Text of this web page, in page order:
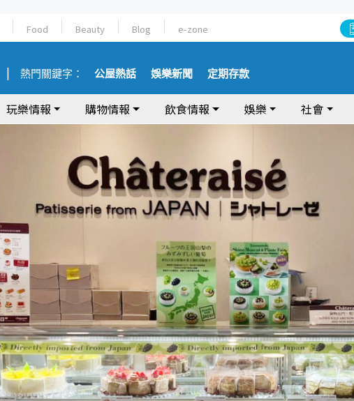
Food Beauty Blog e-zone
熱門關鍵字： 公屋熱話 娛樂新聞 定期存款
玩樂情報 購物情報 飲食情報 娛樂 社會